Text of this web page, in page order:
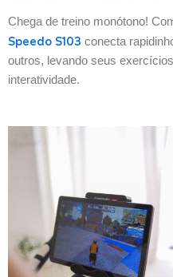
Chega de treino monótono!
Speedo S103 conecta
outros, levando seus
interatividade.